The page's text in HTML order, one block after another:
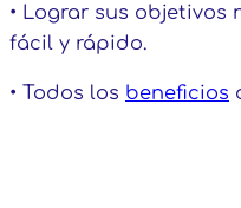
• Lograr sus objetivos
fácil y rápido.
• Todos los beneficios